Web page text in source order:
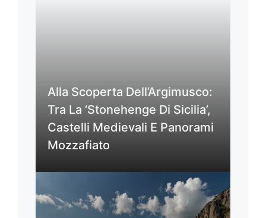
Alla Scoperta Dell’Argimusco:
Tra La ‘Stonehenge Di Sicilia’,
Castelli Medievali E Panorami
Mozzafiato